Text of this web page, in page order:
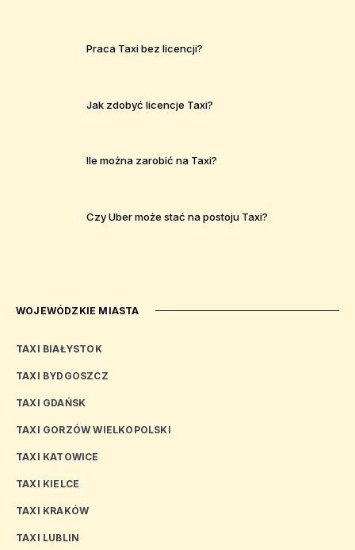
Praca Taxi bez licencji?
Jak zdobyć licencje Taxi?
Ile można zarobić na Taxi?
Czy Uber może stać na postoju Taxi?
WOJEWÓDZKIE MIASTA
TAXI BIAŁYSTOK
TAXI BYDGOSZCZ
TAXI GDAŃSK
TAXI GORZÓW WIELKOPOLSKI
TAXI KATOWICE
TAXI KIELCE
TAXI KRAKÓW
TAXI LUBLIN